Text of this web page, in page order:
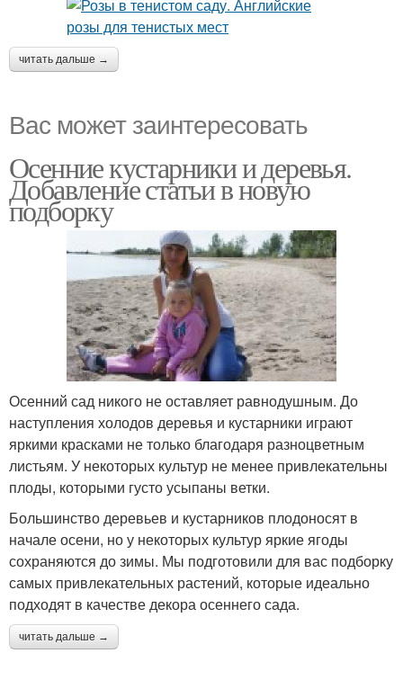
читать дальше →
Вас может заинтересовать
Осенние кустарники и деревья.
Добавление статьи в новую
подборку
Осенний сад никого не оставляет равнодушным. До
наступления холодов деревья и кустарники играют
яркими красками не только благодаря разноцветным
листьям. У некоторых культур не менее привлекательны
плоды, которыми густо усыпаны ветки.
Большинство деревьев и кустарников плодоносят в
начале осени, но у некоторых культур яркие ягоды
сохраняются до зимы. Мы подготовили для вас подборку
самых привлекательных растений, которые идеально
подходят в качестве декора осеннего сада.
читать дальше →